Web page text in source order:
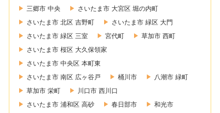
三郷市 中央
さいたま市 大宮区 堀の内町
さいたま市 北区 吉野町
さいたま市 緑区 大門
さいたま市 緑区 三室
宮代町
草加市 西町
さいたま市 桜区 大久保領家
さいたま市 中央区 本町東
さいたま市 南区 広ヶ谷戸
桶川市
八潮市 緑町
草加市 栄町
川口市 西川口
さいたま市 浦和区 高砂
春日部市
和光市